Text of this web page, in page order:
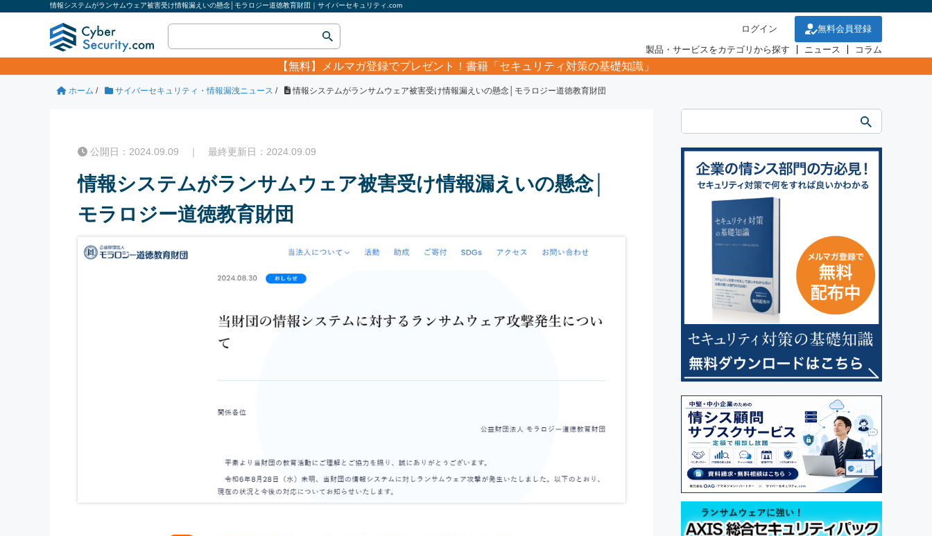
情報システムがランサムウェア被害受け情報漏えいの懸念│モラロジー道徳教育財団｜サイバーセキュリティ.com
ログイン
無料会員登録
製品・サービスをカテゴリから探す
ニュース コラム
【無料】 メルマガ登録でプレゼント！書籍「セキュリティ対策の基礎知識」
ホーム / サイバーセキュリティ・情報漏洩ニュース / 情報システムがランサムウェア被害受け情報漏えいの懸念│モラロジー道徳教育財団
公開日：2024.09.09 ｜ 最終更新日：2024.09.09
情報システムがランサムウェア被害受け情報漏えいの懸念│
モラロジー道徳教育財団